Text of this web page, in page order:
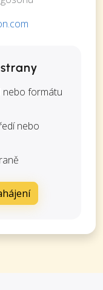
nebo formátu
nebo